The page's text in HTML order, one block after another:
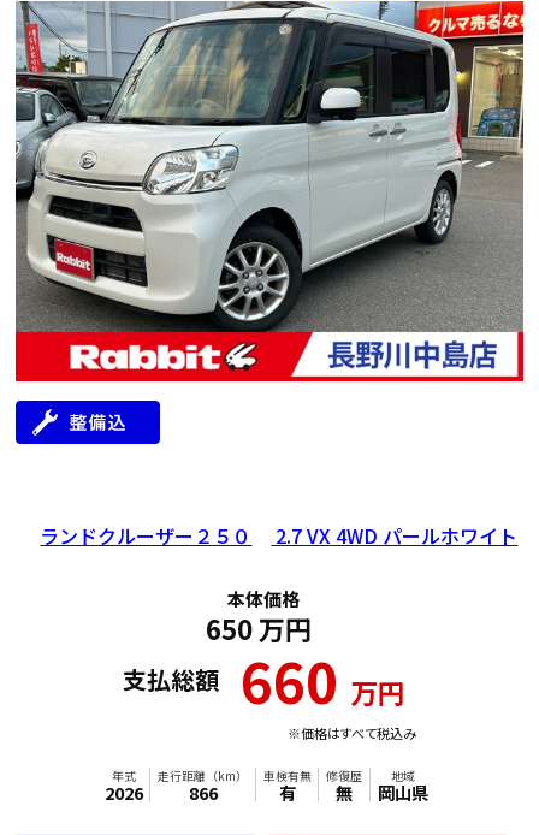
車検有無 修復歴
ランドクルーザー２５０ 2.7 VX 4WD パールホワイト
本体価格
650万円
支払総額 660 万円
※価格はすべて税込み